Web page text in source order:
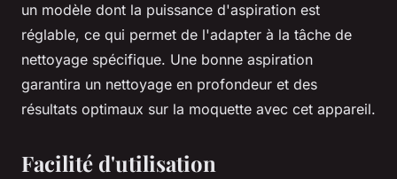
un modèle dont la puissance d'aspiration est
réglable, ce qui permet de l'adapter à la tâche de
nettoyage spécifique. Une bonne aspiration
garantira un nettoyage en profondeur et des
résultats optimaux sur la moquette avec cet appareil.
Facilité d'utilisation